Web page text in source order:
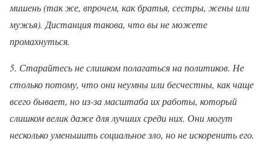
мишень (так же, впрочем, как братья, сестры, жены или
мужья). Дистанция такова, что вы не можете
промахнуться.
5. Старайтесь не слишком полагаться на политиков. Не
столько потому, что они неумны или бесчестны, как чаще
всего бывает, но из-за масштаба их работы, который
слишком велик даже для лучших среди них. Они могут
несколько уменьшить социальное зло, но не искоренить его.